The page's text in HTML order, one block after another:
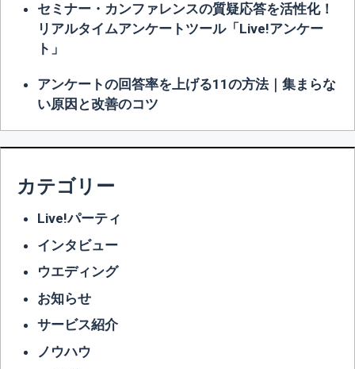
セミナー・カンファレンスの質疑応答を活性化！
リアルタイムアンケートツール「Live!アンケー
ト」
アンケートの回答率を上げる11の方法｜集まらな
い原因と改善のコツ
カテゴリー
Live!パーティ
インタビュー
ウエディング
お知らせ
サービス紹介
ノウハウ